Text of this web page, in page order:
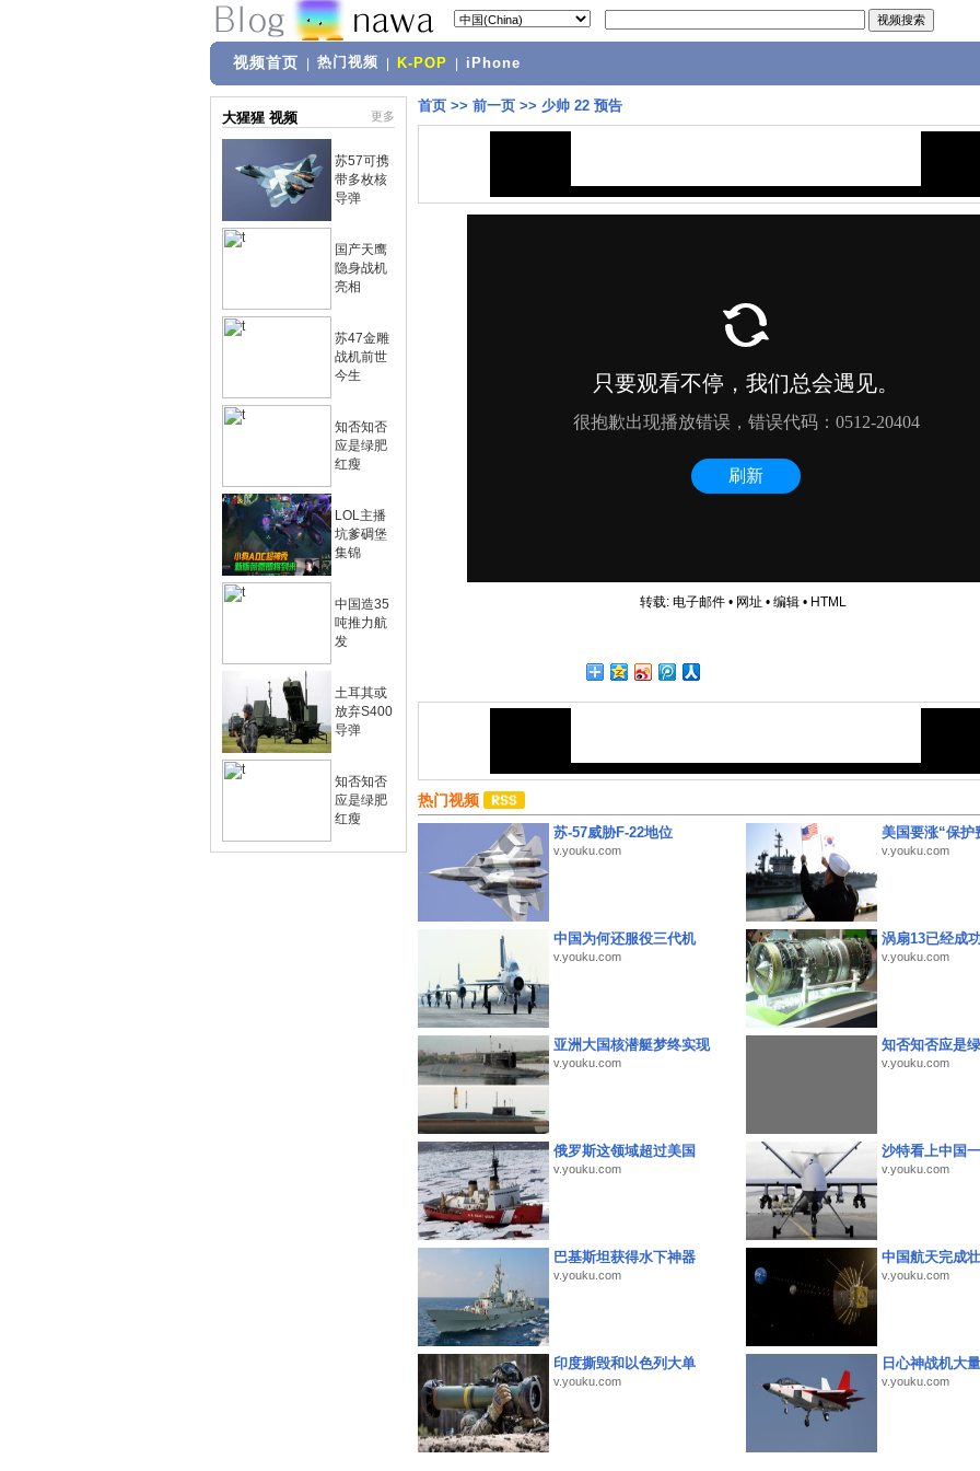
视频首页 热门视频 K-POP iPhone
大猩猩 视频 更多
苏57可携
带多枚核
导弹
国产天鹰
隐身战机
亮相
苏47金雕
战机前世
今生
知否知否
应是绿肥
红瘦
LOL主播
坑爹碉堡
集锦
中国造35
吨推力航
发
土耳其或
放弃S400
导弹
知否知否
应是绿肥
红瘦
首页 >> 前一页 >> 少帅 22 预告
转载: 电子邮件• 网址 • 编辑• HTML
热门视频
苏-57威胁F-22地位
v.youku.com
美国要涨“保护
v.youku.com
中国为何还服役三代机
v.youku.com
涡扇13已经成
v.youku.com
亚洲大国核潜艇梦终实现
v.youku.com
知否知否应是
v.youku.com
俄罗斯这领域超过美国
v.youku.com
沙特看上中国
v.youku.com
巴基斯坦获得水下神器
v.youku.com
中国航天完成
v.youku.com
印度撕毁和以色列大单
v.youku.com
日心神战机大
v.youku.com